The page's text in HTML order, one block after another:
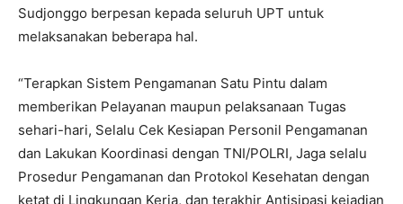
Sudjonggo berpesan kepada seluruh UPT untuk
melaksanakan beberapa hal.
“Terapkan Sistem Pengamanan Satu Pintu dalam
memberikan Pelayanan maupun pelaksanaan Tugas
sehari-hari, Selalu Cek Kesiapan Personil Pengamanan
dan Lakukan Koordinasi dengan TNI/POLRI, Jaga selalu
Prosedur Pengamanan dan Protokol Kesehatan dengan
ketat di Lingkungan Kerja, dan terakhir Antisipasi kejadian